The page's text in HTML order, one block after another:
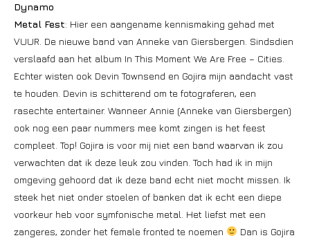
Dynamo
Metal Fest: Hier een aangename kennismaking gehad met
VUUR. De nieuwe band van Anneke van Giersbergen. Sindsdien
verslaafd aan het album In This Moment We Are Free – Cities.
Echter wisten ook Devin Townsend en Gojira mijn aandacht vast
te houden. Devin is schitterend om te fotograferen, een
rasechte entertainer. Wanneer Annie (Anneke van Giersbergen)
ook nog een paar nummers mee komt zingen is het feest
compleet. Top! Gojira is voor mij niet een band waarvan ik zou
verwachten dat ik deze leuk zou vinden. Toch had ik in mijn
omgeving gehoord dat ik deze band echt niet mocht missen. Ik
steek het niet onder stoelen of banken dat ik echt een diepe
voorkeur heb voor symfonische metal. Het liefst met een
zangeres, zonder het female fronted te noemen
Dan is Gojira